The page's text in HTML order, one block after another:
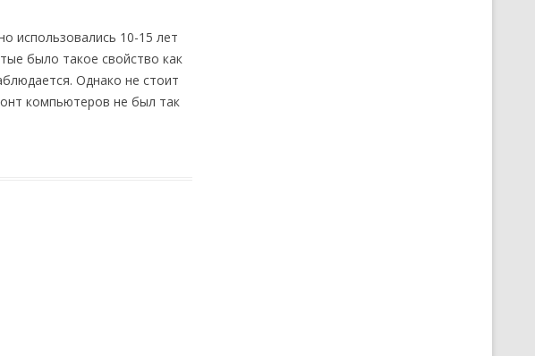
использовались 10-15 лет
было такое свойство как
Однако не стоит
компьютеров не был так